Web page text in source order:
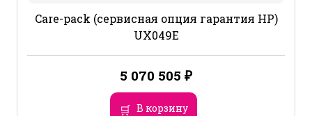
Care-pack (сервисная опция гарантия HP)
UX049E
5 070 505 ₽
В корзину